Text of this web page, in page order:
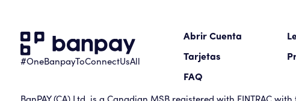
#OneBanpayToConnectUsAll
Abrir Cuenta
Tarjetas
FAQ